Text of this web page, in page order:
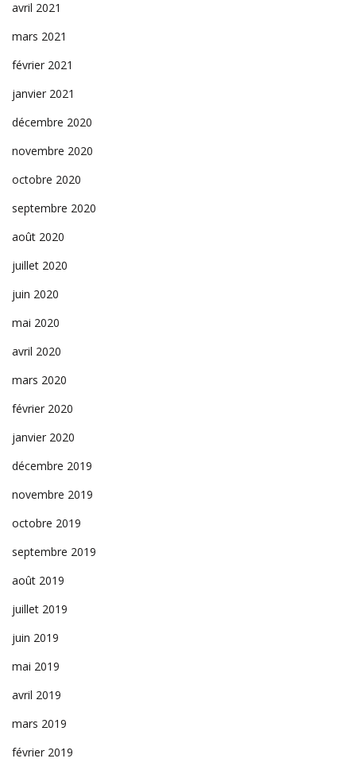
avril 2021
mars 2021
février 2021
janvier 2021
décembre 2020
novembre 2020
octobre 2020
septembre 2020
août 2020
juillet 2020
juin 2020
mai 2020
avril 2020
mars 2020
février 2020
janvier 2020
décembre 2019
novembre 2019
octobre 2019
septembre 2019
août 2019
juillet 2019
juin 2019
mai 2019
avril 2019
mars 2019
février 2019